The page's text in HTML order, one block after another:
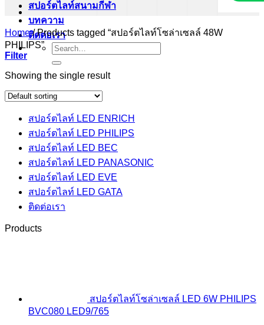
สปอร์ตไลท์สนามกีฬา
บทความ
ติดต่อเรา
Search
for:
Home /Products tagged “สปอร์ตไลท์โซล่าเซลล์ 48W
PHILIPS”
Filter
Showing the single result
สปอร์ตไลท์ LED ENRICH
สปอร์ตไลท์ LED PHILIPS
สปอร์ตไลท์ LED BEC
สปอร์ตไลท์ LED PANASONIC
สปอร์ตไลท์ LED EVE
สปอร์ตไลท์ LED GATA
ติดต่อเรา
Products
สปอร์ตไลท์โซล่าเซลล์ LED 6W PHILIPS
BVC080 LED9/765